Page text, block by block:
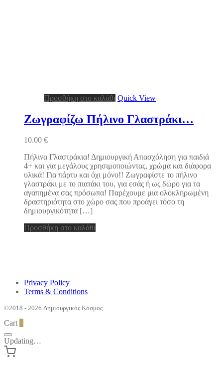
Προσθήκη στο καλάθι Quick View
Ζωγραφίζω Πήλινο Γλαστράκι…
10.00 €
Πήλινα Γλαστράκια! Δημιουργική Απασχόληση για παιδιά
4+ και για μεγάλους χρησιμοποιώντας, χρώμα και διάφορα
υλικά! Για πάρτυ και όχι μόνο!! Ζωγραφίστε το πήλινο
γλαστράκι με το πιατάκι του, για εσάς ή ως δώρο για τα
αγαπημένα σας πρόσωπα! Παρέχουμε μια ολοκληρωμένη
δραστηριότητα στο χώρο σας που προάγει τόσο τη
δημιουργικότητα […]
Προσθήκη στο καλάθι
Privacy Policy
Terms & Conditions
©2018 - 2026 Δημιουργικός Κόσμος
Cart
Updating…